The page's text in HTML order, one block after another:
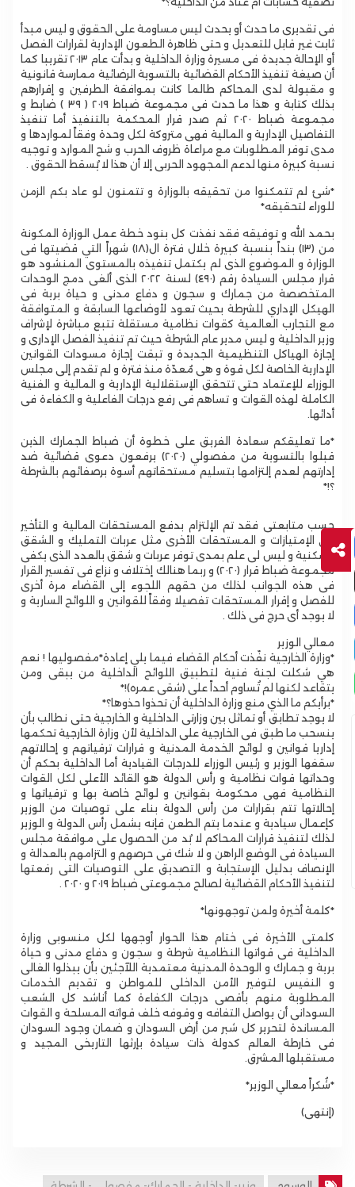
فى تقديرى ما حدث أو يحدث ليس مساومة على الحقوق و ليس مبدأ
ثابت غير قابل للتعديل و حتى ظاهرة الطعون الإدارية لقرارات الفصل
أو الإحالة جديدة فى مسيرة وزارة الداخلية و بدأت عام ٢٠١٣ تقريبا كما
أن صيغة تنفيذ الأحكام القضائية بالتسوية الرضائية ممارسة قانونية
و مقبولة لدى المحاكم طالما كانت بموافقة الطرفين و إقرارهم
بذلك كتابة و هذا ما حدث فى مجموعة ضباط ٢٠١٩ ( ٣٩ ) ضابط و
مجموعة ضباط ٢٠٢٠ ثم صدر قرار المحكمة بالتنفيذ أما تنفيذ
التفاصيل الإدارية و المالية فهى متروكة لكل وحدة وفقاً لمواردها و
مدى توفر المطلوبات مع مراعاة ظروف الحرب و شح الموارد و توجيه
نسبة كبيرة منها لدعم المجهود الحربى إلا أن هذا لا يُسقط الحقوق .
‎*شئ لم تتمكنوا من تحقيقه بالوزارة و تتمنون لو عاد بكم الزمن
للوراء لتحقيقه*
بحمد الله و توفيقه فقد نفذت كل بنود خطة عمل الوزارة المكونة
من (١٣) بنداً بنسبة كبيرة خلال فترة ال(١٨) شهراً التي قضيتها فى
الوزارة و الموضوع الذى لم يكتمل تنفيذه بالمستوى المنشود هو
قرار مجلس السيادة رقم (٤٩٠) لسنة ٢٠٢٢ الذى ألغى دمج الوحدات
المتخصصة من جمارك و سجون و دفاع مدنى و حياة برية فى
الهيكل الإداري للشرطة بحيث تعود لأوضاعها السابقة و المتوافقة
مع التجارب العالمية كقوات نظامية مستقلة تتبع مباشرة لإشراف
وزير الداخلية و ليس مدير عام الشرطة حيث تم تنفيذ الفصل الإدارى و
إجازة الهياكل التنظيمية الجديدة و تبقت إجازة مسودات القوانين
الإدارية الخاصة لكل قوة و هى مُعدّة منذ فترة و لم تقدم إلى مجلس
الوزراء للإعتماد حتى تتحقق الإستقلالية الإدارية و المالية و الفنية
الكاملة لهذه القوات و تساهم فى رفع درجات الفاعلية و الكفاءة فى
أدائها.
‎*ما تعليقكم سعادة الفريق على خطوة أن ضباط الجمارك الذين
قبلوا بالتسوية من مفصولي (٢٠٢٠) يرفعون دعوى قضائية ضد
إدارتهم لعدم إلتزامها بتسليم مستحقاتهم أسوة برصفائهم بالشرطة
؟!*
حسب متابعتى فقد تم الإلتزام بدفع المستحقات المالية و التأخير
فى الإمتيازات و المستحقات الأخرى مثل عربات التمليك و الشقق
السكنية و ليس لى علم بمدى توفر عربات و شقق بالعدد الذى يكفى
مجموعة ضباط قرار (٢٠٢٠) و ربما هنالك إختلاف و نزاع فى تفسير القرار
فى هذه الجوانب لذلك من حقهم اللجوء إلى القضاء مرة أخرى
للفصل و إقرار المستحقات تفصيلا وفقاً للقوانين و اللوائح السارية و
لا يوجد أى حرج فى ذلك .
‎*وزارة الخارجية نفّذت أحكام القضاء فيما يلي إعادة*مفصوليها ! نعم
هي شكلت لجنة فنية لتطبيق اللوائح الداخلية من يبقى ومن
يتقاعد لكنها لم تُساوم أحداً على (شقى عمره)!*
لا يوجد تطابق أو تماثل بين وزارتى الداخلية و الخارجية حتى نطالب بأن
ينسحب ما طبق فى الخارجية على الداخلية لأن وزارة الخارجية تحكمها
إداريا قوانين و لوائح الخدمة المدنية و قرارات ترقياتهم و إحالاتهم
سقفها الوزير و رئيس الوزراء للدرجات القيادية أما الداخلية بحكم أن
وحداتها قوات نظامية و رأس الدولة هو القائد الأعلى لكل القوات
النظامية فهى محكومة بقوانين و لوائح خاصة بها و ترقياتها و
إحالاتها تتم بقرارات من رأس الدولة بناء على توصيات من الوزير
كإعمال سيادية و عندما يتم الطعن فإنه يشمل رأس الدولة و الوزير
لذلك لتنفيذ قرارات المحاكم لا بُد من الحصول على موافقة مجلس
السيادة فى الوضع الراهن و لا شك فى حرصهم و التزامهم بالعدالة و
الإنصاف بدليل الإستجابة و التصديق على التوصيات التى رفعتها
لتنفيذ الأحكام القضائية لصالح مجموعتى ضباط ٢٠١٩ و ٢٠٢٠ .
كلمتى الأخيرة فى ختام هذا الحوار أوجهها لكل منسوبى وزارة
الداخلية فى قواتها النظامية شرطة و سجون و دفاع مدنى و حياة
برية و جمارك و الوحدة المدنية معتمدية اللآجئين بأن يبذلوا الغالى
و النفيس لتوفير الأمن الداخلى للمواطن و تقديم الخدمات
المطلوبة منهم بأقصى درجات الكفاءة كما أناشد كل الشعب
السودانى أن يواصل التفافه و وقوفه خلف قواته المسلحة و القوات
المساندة لتحرير كل شبر من أرض السودان و ضمان وجود السودان
فى خارطة العالم كدولة ذات سيادة بإرثها التاريخى المجيد و
مستقبلها المشرق.
*شُكراً معالي الوزير*